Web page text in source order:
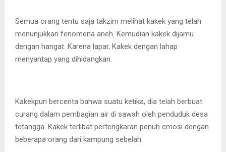
Semua orang tentu saja takzim melihat kakek yang telah
menunjukkan fenomena aneh. Kemudian kakek dijamu
dengan hangat. Karena lapar, Kakek dengan lahap
menyantap yang dihidangkan.
Kakekpun bercerita bahwa suatu ketika, dia telah berbuat
curang dalam pembagian air di sawah oleh penduduk desa
tetangga. Kakek terlibat pertengkaran penuh emosi dengan
beberapa orang dari kampung sebelah.